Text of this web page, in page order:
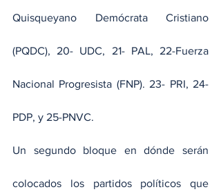
Quisqueyano Demócrata Cristiano
(PQDC), 20- UDC, 21- PAL, 22-Fuerza
Nacional Progresista (FNP). 23- PRI, 24-
PDP, y 25-PNVC.
Un segundo bloque en dónde serán
colocados los partidos políticos que